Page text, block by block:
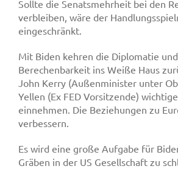
Sollte die Senatsmehrheit bei den
verbleiben, wäre der
eingeschränkt.
Mit Biden kehren die Diplomatie
Berechenbarkeit ins Weiße Haus
John Kerry (Außenminister unter
Yellen (Ex FED Vorsitzende)
einnehmen. Die Beziehungen zu
verbessern.
Es wird eine große Aufgabe für
Gräben in der US Gesellschaft zu